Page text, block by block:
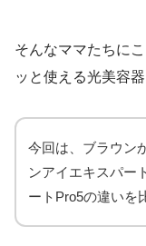
そんなママたちに
ッと使える光美容器
今回は、ブラウン
ンアイエキスパー
ートPro5の違いを